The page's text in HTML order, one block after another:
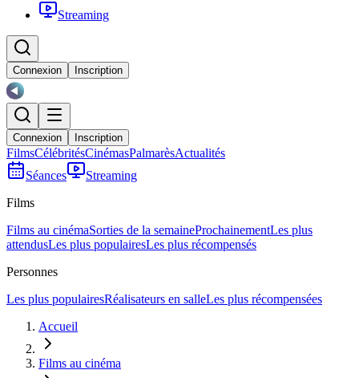
Streaming
Connexion Inscription
Connexion Inscription
FilmsCélébritésCinémasPalmarèsActualités
Séances
Streaming
Films
Films au cinémaSorties de la semaineProchainementLes plus
attendusLes plus populairesLes plus récompensés
Personnes
Les plus populairesRéalisateurs en salleLes plus récompensées
Accueil
Films au cinéma